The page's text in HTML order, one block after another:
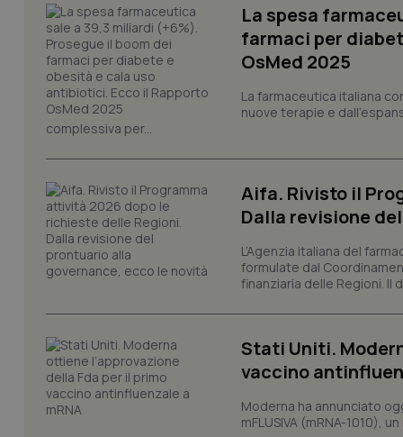
La spesa
farmaci per
OsMed 2025
La farmaceutica italiana
nuove terapie e
complessiva per...
Aifa. Rivisto il
Dalla revisione
L’Agenzia italiana del
formulate dal
finanziaria delle Regioni. Il
Stati Uniti.
vaccino
Moderna ha annunciato
mFLUSIVA (mRNA-1010),
e l'accesso alle aree
tracking-sites-
tracking-sites-
session-id
_ga